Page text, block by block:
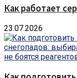
Как работает
23.07.2026